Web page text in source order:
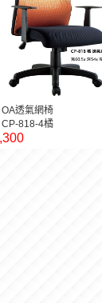
透氣網椅
818-4橘